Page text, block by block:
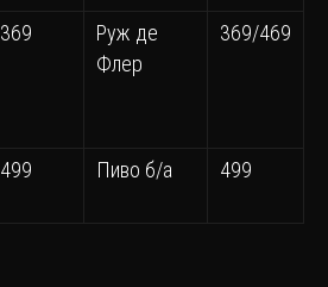
369
Руж де
Флер
369/469
499 Пиво б/а 499